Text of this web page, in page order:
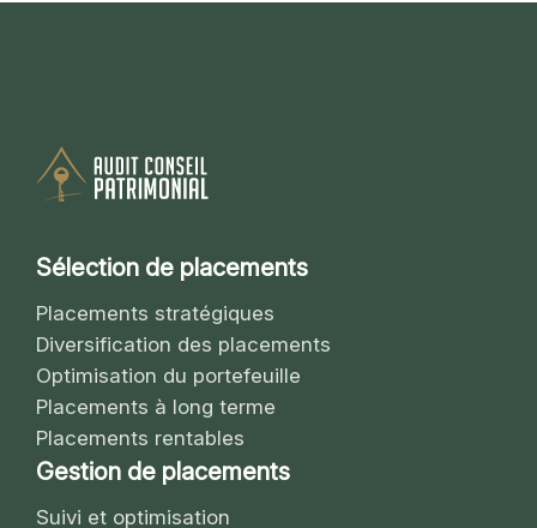
Sélection de placements
Placements stratégiques
Diversification des placements
Optimisation du portefeuille
Placements à long terme
Placements rentables
Gestion de placements
Suivi et optimisation